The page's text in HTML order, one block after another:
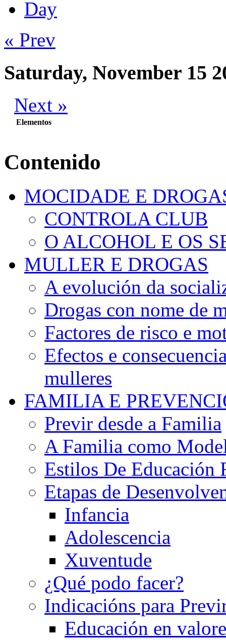
Day
« Prev
Saturday, November 15
Next »
Elementos
Contenido
MOCIDADE E
CONTROLA CLUB
O ALCOHOL E OS
MULLER E DROGAS
A evolución da
Drogas con nome de
Factores de risco e
Efectos e
mulleres
FAMILIA E
Previr desde a Familia
A Familia como
Estilos De Educación
Etapas de
Infancia
Adolescencia
Xuventude
¿Qué podo facer?
Indicacións para
Educación en